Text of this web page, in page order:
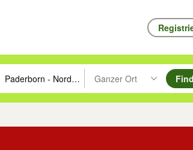
mit den Pfeiltasten nach oben/unten
oder Ort eingeben. Eingabetaste drücken um
Ganzer Ort
Suche im Umkreis des